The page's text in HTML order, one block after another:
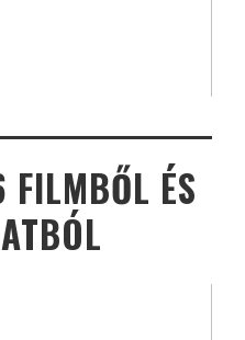
FILMBŐL ÉS